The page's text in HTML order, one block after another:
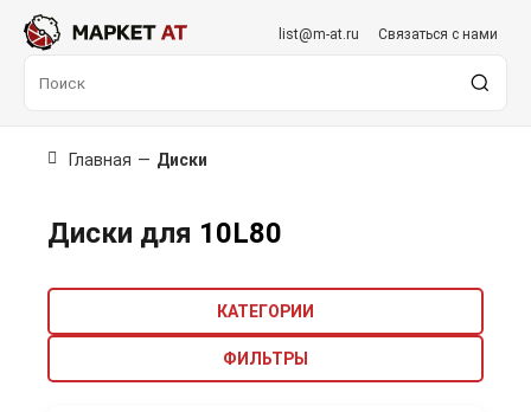
list@m-at.ru Связаться с нами
Главная — Диски
Диски для 10L80
КАТЕГОРИИ
ФИЛЬТРЫ